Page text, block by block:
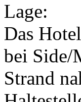
Lage:
Das
bei Side/
Strand